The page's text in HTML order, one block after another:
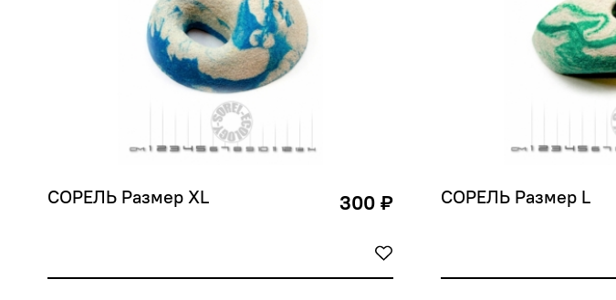
СОРЕЛЬ Размер XL 300 ₽ СОРЕЛЬ Размер L